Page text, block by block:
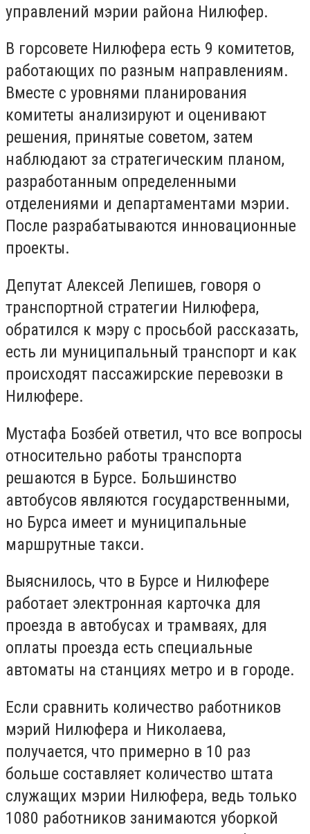
управлений мэрии района Нилюфер.
В горсовете Нилюфера есть 9 комитетов,
работающих по разным направлениям.
Вместе с уровнями планирования
комитеты анализируют и оценивают
решения, принятые советом, затем
наблюдают за стратегическим планом,
разработанным определенными
отделениями и департаментами мэрии.
После разрабатываются инновационные
проекты.
Депутат Алексей Лепишев, говоря о
транспортной стратегии Нилюфера,
обратился к мэру с просьбой рассказать,
есть ли муниципальный транспорт и как
происходят пассажирские перевозки в
Нилюфере.
Мустафа Бозбей ответил, что все вопросы
относительно работы транспорта
решаются в Бурсе. Большинство
автобусов являются государственными,
но Бурса имеет и муниципальные
маршрутные такси.
Выяснилось, что в Бурсе и Нилюфере
работает электронная карточка для
проезда в автобусах и трамваях, для
оплаты проезда есть специальные
автоматы на станциях метро и в городе.
Если сравнить количество работников
мэрий Нилюфера и Николаева,
получается, что примерно в 10 раз
больше составляет количество штата
служащих мэрии Нилюфера, ведь только
1080 работников занимаются уборкой